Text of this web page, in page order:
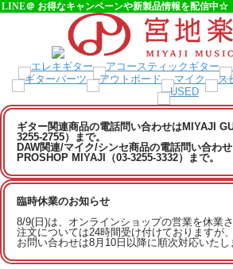
LINE＠ お得なキャンペーンや新製品情報を配信中☆
ギター関連商品の電話問い合わせはMIYAJI
3255-2755）まで。
DAW関連/マイク/シンセ商品の電話問い合わ
PROSHOP MIYAJI（03-3255-3332）まで。
臨時休業のお知らせ
8/9(日)は、オンラインショップの営業を休業
注文については24時間受け付けておりますが
お問い合わせは8月10日以降に順次対応いたし